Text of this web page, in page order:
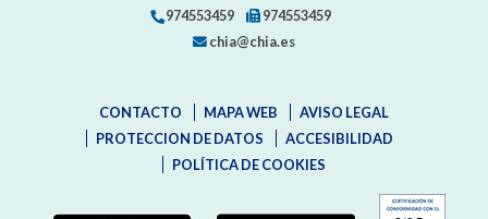
974553459
974553459
chia@chia.es
CONTACTO MAPA WEB
AVISO LEGAL
PROTECCION DE DATOS
ACCESIBILIDAD
POLÍTICA DE COOKIES